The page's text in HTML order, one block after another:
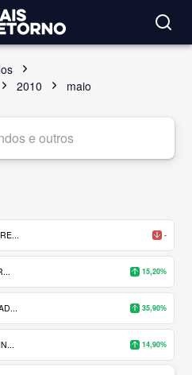
2010 maio
-
15,20%
35,90%
14,90%